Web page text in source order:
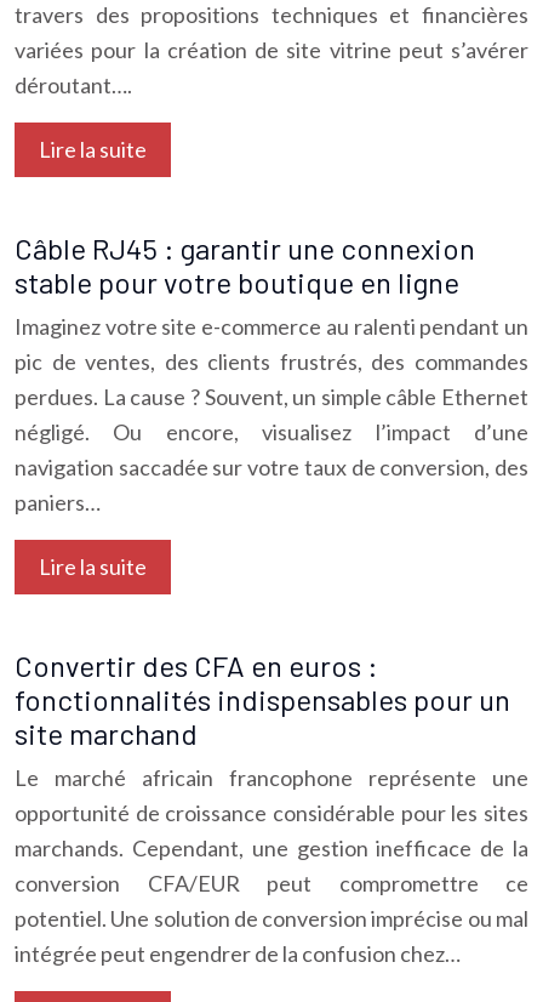
travers des propositions techniques et financières
variées pour la création de site vitrine peut s’avérer
déroutant….
Lire la suite
Câble RJ45 : garantir une connexion
stable pour votre boutique en ligne
Imaginez votre site e-commerce au ralenti pendant un
pic de ventes, des clients frustrés, des commandes
perdues. La cause ? Souvent, un simple câble Ethernet
négligé. Ou encore, visualisez l’impact d’une
navigation saccadée sur votre taux de conversion, des
paniers…
Lire la suite
Convertir des CFA en euros :
fonctionnalités indispensables pour un
site marchand
Le marché africain francophone représente une
opportunité de croissance considérable pour les sites
marchands. Cependant, une gestion inefficace de la
conversion CFA/EUR peut compromettre ce
potentiel. Une solution de conversion imprécise ou mal
intégrée peut engendrer de la confusion chez…